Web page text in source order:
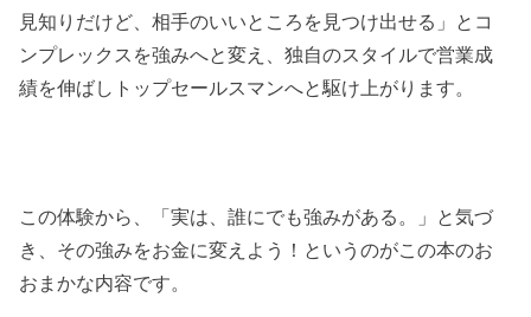
見知りだけど、相手のいいところを見つけ出せる」とコ
ンプレックスを強みへと変え、独自のスタイルで営業成
績を伸ばしトップセールスマンへと駆け上がります。
この体験から、「実は、誰にでも強みがある。」と気づ
き、その強みをお金に変えよう！というのがこの本のお
おまかな内容です。